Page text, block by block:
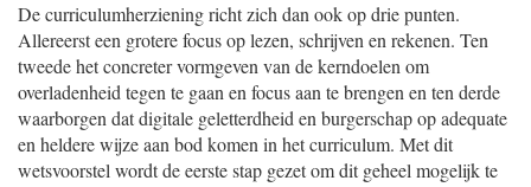
De curriculumherziening richt zich dan ook op drie punten.
Allereerst een grotere focus op lezen, schrijven en rekenen. Ten
tweede het concreter vormgeven van de kerndoelen om
overladenheid tegen te gaan en focus aan te brengen en ten derde
waarborgen dat digitale geletterdheid en burgerschap op adequate
en heldere wijze aan bod komen in het curriculum. Met dit
wetsvoorstel wordt de eerste stap gezet om dit geheel mogelijk te